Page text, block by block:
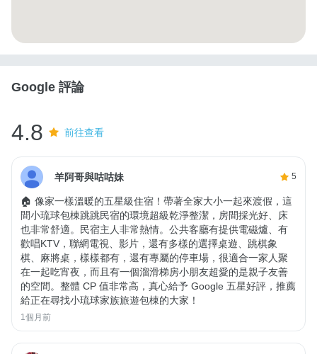
Google 評論
4.8 前往查看
羊阿哥與咕咕妹 5
🏠 像家一樣溫暖的五星級住宿！帶著全家大小一起來渡假，這
間小琉球包棟跳跳民宿的環境超級乾淨整潔，房間採光好、床
也非常舒適。民宿主人非常熱情。公共客廳有提供電磁爐、有
歡唱KTV，聯網電視、影片，還有多樣的選擇桌遊、跳棋象
棋、麻將桌，樣樣都有，還有專屬的停車場，很適合一家人聚
在一起吃宵夜，而且有一個溜滑梯房小朋友超愛的是親子友善
的空間。整體 CP 值非常高，真心給予 Google 五星好評，推薦
給正在尋找小琉球家族旅遊包棟的大家！
1個月前